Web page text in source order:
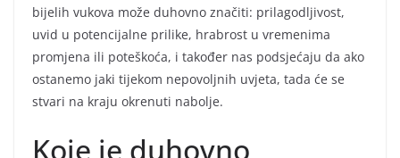
bijelih vukova može duhovno značiti: prilagodljivost,
uvid u potencijalne prilike, hrabrost u vremenima
promjena ili poteškoća, i također nas podsjećaju da ako
ostanemo jaki tijekom nepovoljnih uvjeta, tada će se
stvari na kraju okrenuti nabolje.
Koje je duhovno